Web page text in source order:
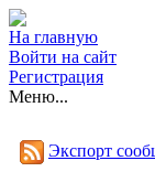
На главную
Войти на сайт
Регистрация
Меню...
Экспорт